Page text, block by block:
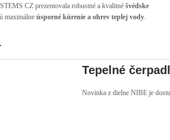
CZ prezentovala robustné a kvalitné švédske
maximálne úsporné kúrenie a ohrev teplej vody.
Tepelné
Novinka z dielne NIBE je